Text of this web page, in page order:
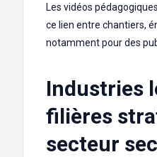
Les vidéos
ce lien entre chantiers,
notamment pour des
Industries
filières
secteur